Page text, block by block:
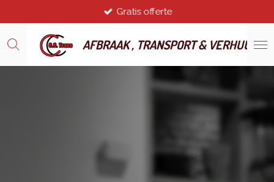
direct
naar
hoofdinhoud
AFBRAAK , TRANSPORT & VERHUUR
Gratis offerte